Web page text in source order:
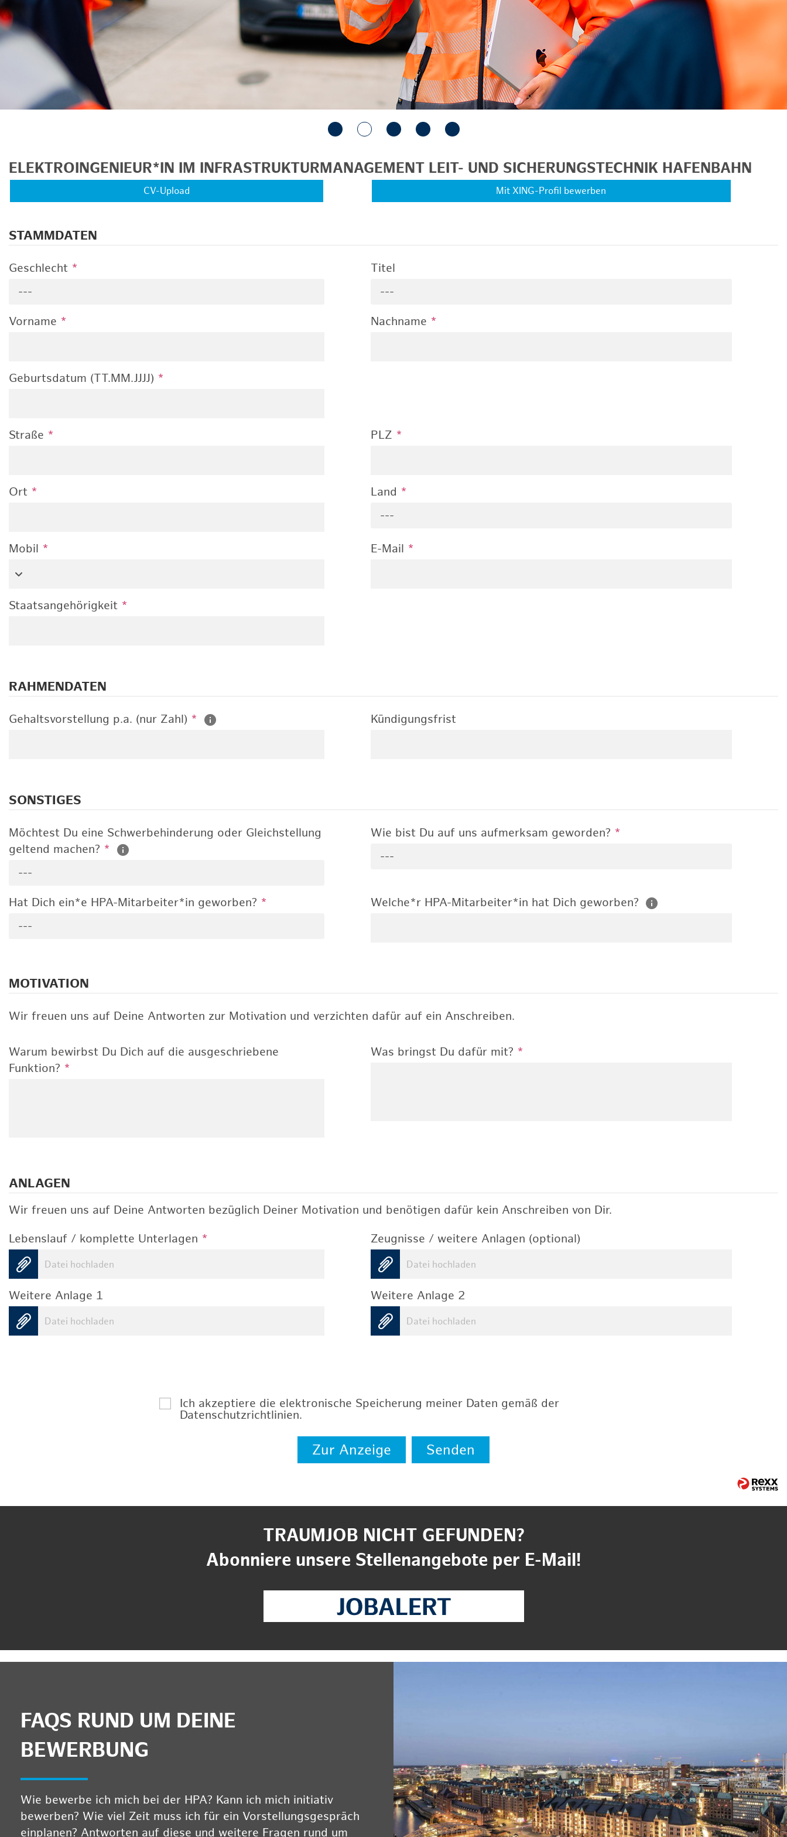
anzeigen/schließen
ELEKTROINGENIEUR*IN IM INFRASTRUKTURMANAGEMENT LEIT- UND SICHERUNGSTECHNIK HAFENBAHN
CV-Upload Mit XING-Profil bewerben
STAMMDATEN
Geschlecht *
---
Titel
---
Vorname * Nachname *
Geburtsdatum (TT.MM.JJJJ) *
Straße * PLZ *
Ort * Land *
---
Mobil * E-Mail *
Staatsangehörigkeit *
RAHMENDATEN
Gehaltsvorstellung p.a. (nur Zahl) * Kündigungsfrist
SONSTIGES
Möchtest Du eine Schwerbehinderung oder Gleichstellung
geltend machen? *
---
Wie bist Du auf uns aufmerksam geworden? *
---
Hat Dich ein*e HPA-Mitarbeiter*in geworben? *
---
Welche*r HPA-Mitarbeiter*in hat Dich geworben?
MOTIVATION
Wir freuen uns auf Deine Antworten zur Motivation und verzichten dafür auf ein Anschreiben.
Warum bewirbst Du Dich auf die ausgeschriebene
Funktion? *
Was bringst Du dafür mit? *
ANLAGEN
Wir freuen uns auf Deine Antworten bezüglich Deiner Motivation und benötigen dafür kein Anschreiben von Dir.
Lebenslauf / komplette Unterlagen *
Datei hochladen
Zeugnisse / weitere Anlagen (optional)
Datei hochladen
Weitere Anlage 1
Datei hochladen
Weitere Anlage 2
Datei hochladen
Ich akzeptiere die elektronische Speicherung meiner Daten gemäß der
Datenschutzrichtlinien.
Zur Anzeige Senden
TRAUMJOB NICHT GEFUNDEN?
Abonniere unsere Stellenangebote per E-Mail!
FAQS RUND UM DEINE
BEWERBUNG
Wie bewerbe ich mich bei der HPA? Kann ich mich initiativ
bewerben? Wie viel Zeit muss ich für ein Vorstellungsgespräch
einplanen? Antworten auf diese und weitere Fragen rund um